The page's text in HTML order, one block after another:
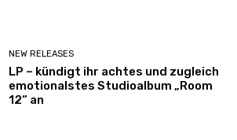
NEW RELEASES
LP – kündigt ihr achtes und zugleich
emotionalstes Studioalbum „Room
12“ an